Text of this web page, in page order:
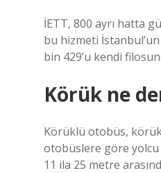
İETT, 800 ayrı hatta
bu hizmeti
bin 429’u kendi
Körük ne
Körüklü otobüs,
otobüslere göre
11 ila 25 metre